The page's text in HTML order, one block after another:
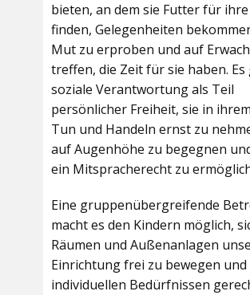
bieten, an dem sie Futter für
finden, Gelegenheiten
Mut zu erproben und auf
treffen, die Zeit für sie haben. Es
soziale Verantwortung als Teil
persönlicher Freiheit, sie in
Tun und Handeln ernst zu
auf Augenhöhe zu begegnen
ein Mitspracherecht zu
Eine gruppenübergreifende
macht es den Kindern möglich,
Räumen und Außenanlagen
Einrichtung frei zu bewegen
individuellen Bedürfnissen